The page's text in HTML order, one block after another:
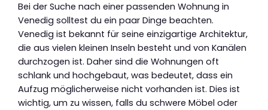
Bei der Suche nach einer passenden Wohnung in
Venedig solltest du ein paar Dinge beachten.
Venedig ist bekannt für seine einzigartige Architektur,
die aus vielen kleinen Inseln besteht und von Kanälen
durchzogen ist. Daher sind die Wohnungen oft
schlank und hochgebaut, was bedeutet, dass ein
Aufzug möglicherweise nicht vorhanden ist. Dies ist
wichtig, um zu wissen, falls du schwere Möbel oder